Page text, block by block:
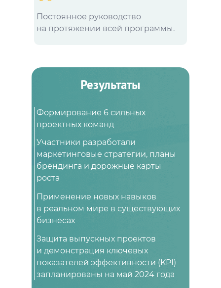
Постоянное руководство
на протяжении всей программы.
Результаты
Формирование 6 сильных
проектных команд
Участники разработали
маркетинговые стратегии, планы
брендинга и дорожные карты
роста
Применение новых навыков
в реальном мире в существующих
бизнесах
Защита выпускных проектов
и демонстрация ключевых
показателей эффективности (KPI)
запланированы на май 2024 года